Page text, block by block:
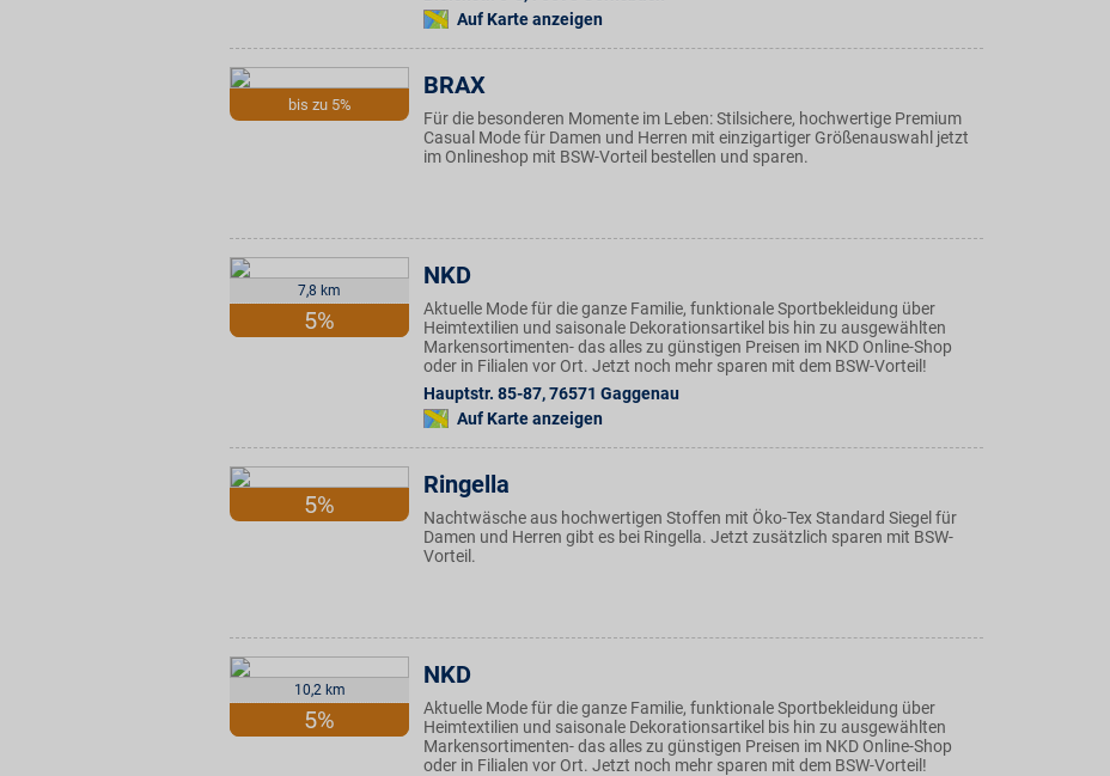
Auf Karte anzeigen
bis zu 5%
BRAX
Für die besonderen Momente im Leben: Stilsichere, hochwertige Premium
Casual Mode für Damen und Herren mit einzigartiger Größenauswahl jetzt
im Onlineshop mit BSW-Vorteil bestellen und sparen.
7,8 km
5%
NKD
Aktuelle Mode für die ganze Familie, funktionale Sportbekleidung über
Heimtextilien und saisonale Dekorationsartikel bis hin zu ausgewählten
Markensortimenten- das alles zu günstigen Preisen im NKD Online-Shop
oder in Filialen vor Ort. Jetzt noch mehr sparen mit dem BSW-Vorteil!
Hauptstr. 85-87,76571 Gaggenau
Auf Karte anzeigen
5%
Ringella
Nachtwäsche aus hochwertigen Stoffen mit Öko-Tex Standard Siegel für
Damen und Herren gibt es bei Ringella. Jetzt zusätzlich sparen mit BSW-
Vorteil.
10,2 km
5%
NKD
Aktuelle Mode für die ganze Familie, funktionale Sportbekleidung über
Heimtextilien und saisonale Dekorationsartikel bis hin zu ausgewählten
Markensortimenten- das alles zu günstigen Preisen im NKD Online-Shop
oder in Filialen vor Ort. Jetzt noch mehr sparen mit dem BSW-Vorteil!